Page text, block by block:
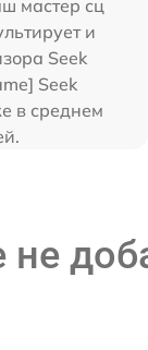
мастер сц
и
Seek
Seek
в среднем